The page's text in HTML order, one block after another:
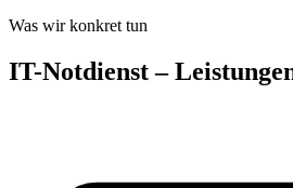
Was wir konkret tun
IT-Notdienst –